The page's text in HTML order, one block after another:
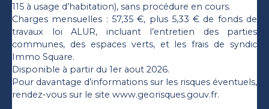
115 à usage d’habitation), sans procédure en cours.
Charges mensuelles : 57,35 €, plus 5,33 € de fonds de
travaux loi ALUR, incluant l’entretien des parties
communes, des espaces verts, et les frais de syndic
Immo Square.
Disponible à partir du 1er aout 2026.
Pour davantage d’informations sur les risques éventuels,
rendez-vous sur le site www.georisques.gouv.fr.